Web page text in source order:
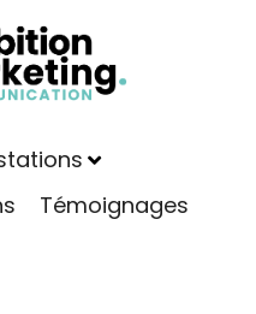
Témoignages